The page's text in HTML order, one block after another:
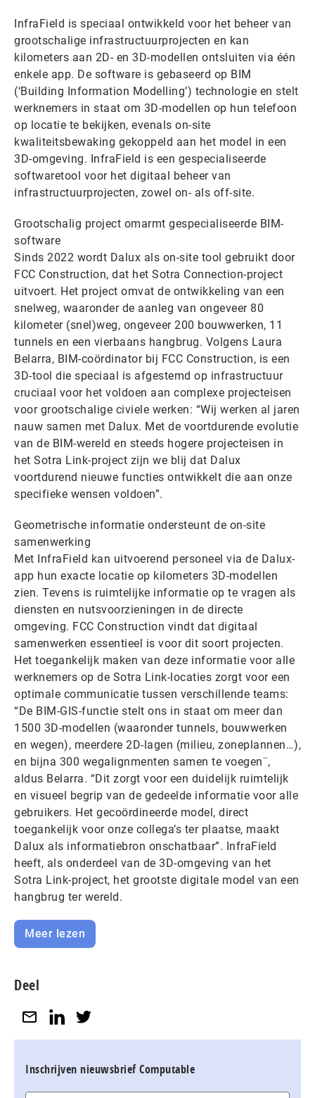
InfraField is speciaal ontwikkeld voor het beheer van
grootschalige infrastructuurprojecten en kan
kilometers aan 2D- en 3D-modellen ontsluiten via één
enkele app. De software is gebaseerd op BIM
(‘Building Information Modelling’) technologie en stelt
werknemers in staat om 3D-modellen op hun telefoon
op locatie te bekijken, evenals on-site
kwaliteitsbewaking gekoppeld aan het model in een
3D-omgeving. InfraField is een gespecialiseerde
softwaretool voor het digitaal beheer van
infrastructuurprojecten, zowel on- als off-site.
Grootschalig project omarmt gespecialiseerde BIM-
software
Sinds 2022 wordt Dalux als on-site tool gebruikt door
FCC Construction, dat het Sotra Connection-project
uitvoert. Het project omvat de ontwikkeling van een
snelweg, waaronder de aanleg van ongeveer 80
kilometer (snel)weg, ongeveer 200 bouwwerken, 11
tunnels en een vierbaans hangbrug. Volgens Laura
Belarra, BIM-coördinator bij FCC Construction, is een
3D-tool die speciaal is afgestemd op infrastructuur
cruciaal voor het voldoen aan complexe projecteisen
voor grootschalige civiele werken: “Wij werken al jaren
nauw samen met Dalux. Met de voortdurende evolutie
van de BIM-wereld en steeds hogere projecteisen in
het Sotra Link-project zijn we blij dat Dalux
voortdurend nieuwe functies ontwikkelt die aan onze
specifieke wensen voldoen”.
Geometrische informatie ondersteunt de on-site
samenwerking
Met InfraField kan uitvoerend personeel via de Dalux-
app hun exacte locatie op kilometers 3D-modellen
zien. Tevens is ruimtelijke informatie op te vragen als
diensten en nutsvoorzieningen in de directe
omgeving. FCC Construction vindt dat digitaal
samenwerken essentieel is voor dit soort projecten.
Het toegankelijk maken van deze informatie voor alle
werknemers op de Sotra Link-locaties zorgt voor een
optimale communicatie tussen verschillende teams:
“De BIM-GIS-functie stelt ons in staat om meer dan
1500 3D-modellen (waaronder tunnels, bouwwerken
en wegen), meerdere 2D-lagen (milieu, zoneplannen…),
en bijna 300 wegalignmenten samen te voegen¨,
aldus Belarra. “Dit zorgt voor een duidelijk ruimtelijk
en visueel begrip van de gedeelde informatie voor alle
gebruikers. Het gecoördineerde model, direct
toegankelijk voor onze collega’s ter plaatse, maakt
Dalux als informatiebron onschatbaar”. InfraField
heeft, als onderdeel van de 3D-omgeving van het
Sotra Link-project, het grootste digitale model van een
hangbrug ter wereld.
Meer lezen
Deel
Inschrijven nieuwsbrief Computable